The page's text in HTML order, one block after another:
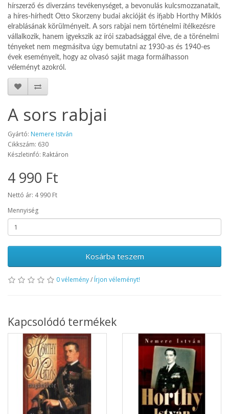
hírszerző és diverzáns tevékenységet, a bevonulás kulcsmozzanatait,
a híres-hírhedt Otto Skorzeny budai akcióját és ifjabb Horthy Miklós
elrablásának körülményeit. A sors rabjai nem történelmi ítélkezésre
vállalkozik, hanem igyekszik az írói szabadsággal élve, de a törénelmi
tényeket nem megmásítva úgy bemutatni az 1930-as és 1940-es
évek eseményeit, hogy az olvasó saját maga formálhasson
véleményt azokról.
A sors rabjai
Gyártó: Nemere István
Cikkszám: 630
Készletinfó: Raktáron
4 990 Ft
Nettó ár: 4 990 Ft
Mennyiség
Kosárba teszem
0 vélemény/ Írjon véleményt!
Kapcsolódó termékek